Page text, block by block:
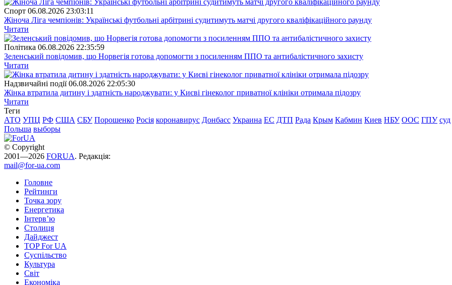
Спорт 06.08.2026 23:03:11
Жіноча Ліга чемпіонів: Українські футбольні арбітрині судитимуть матчі другого кваліфікаційного раунду
Читати
Полiтика 06.08.2026 22:35:59
Зеленський повідомив, що Норвегія готова допомогти з посиленням ППО та антибалістичного захисту
Читати
Надзвичайні події 06.08.2026 22:05:30
Жінка втратила дитину і здатність народжувати: у Києві гінеколог приватної клініки отримала підозру
Читати
Теги
АТО УПЦ РФ США СБУ Порошенко Росія коронавирус Донбасс Украина ЕС ДТП Рада Крым Кабмин Киев НБУ ООС ГПУ суд
Польша выборы
© Copyright
2001—2026 FORUA. Редакція:
mail@for-ua.com
Головне
Рейтинги
Точка зору
Енергетика
Інтерв’ю
Столиця
Дайджест
TOP For UA
Суспiльство
Культура
Світ
Економіка